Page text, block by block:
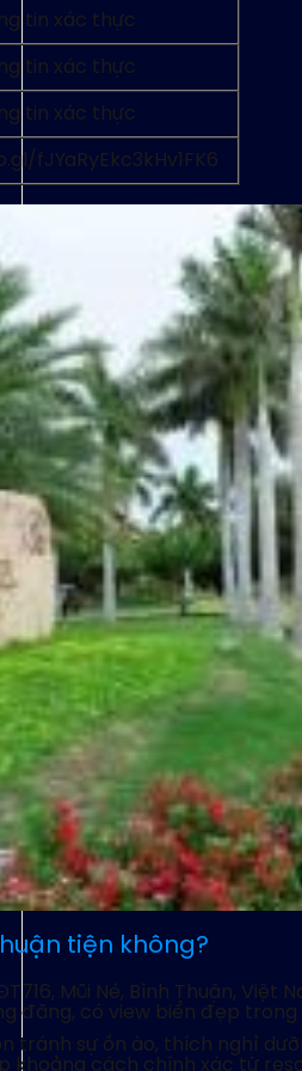
tin xác thực
tin xác thực
tin xác thực
fJYaRyEkc3kHv1FK6
tiện không?
Mũi Né, Bình Thuận,
đãng, có view biển đẹp
tránh sự ồn ào, thích nghỉ
khoảng cách chính xác từ